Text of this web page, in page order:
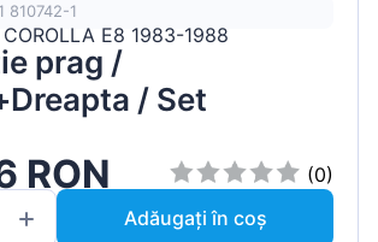
810742-1
COROLLA E8 1983-1988
prag /
/ Set
RON
(0)
Adăugați în coș